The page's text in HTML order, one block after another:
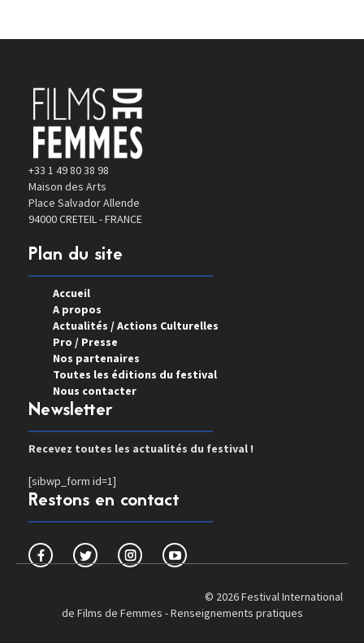
+33 1 49 80 38 98
Maison des Arts
Place Salvador Allende
94000 CRETEIL - FRANCE
Plan du site
Accueil
A propos
Actualités / Actions Culturelles
Pro / Presse
Nos partenaires
Toutes les éditions du festival
Nous contacter
Newsletter
Recevez toutes les actualités du festival !
[sibwp_form id=1]
Restons en contact
© 2026 Festival International
de Films de Femmes -Renseignements pratiques